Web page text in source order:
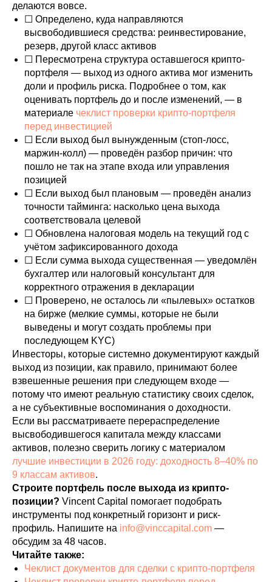
делаются вовсе.
☐ Определено, куда направляются
высвободившиеся средства: реинвестирование,
резерв, другой класс активов
☐ Пересмотрена структура оставшегося крипто-
портфеля — выход из одного актива мог изменить
доли и профиль риска. Подробнее о том, как
оценивать портфель до и после изменений, — в
материале чеклист проверки крипто-портфеля
перед инвестицией
☐ Если выход был вынужденным (стоп-лосс,
маржин-колл) — проведён разбор причин: что
пошло не так на этапе входа или управления
позицией
☐ Если выход был плановым — проведён анализ
точности тайминга: насколько цена выхода
соответствовала целевой
☐ Обновлена налоговая модель на текущий год с
учётом зафиксированного дохода
☐ Если сумма выхода существенная — уведомлён
бухгалтер или налоговый консультант для
корректного отражения в декларации
☐ Проверено, не осталось ли «пылевых» остатков
на бирже (мелкие суммы, которые не были
выведены и могут создать проблемы при
последующем KYC)
Инвесторы, которые системно документируют каждый
выход из позиции, как правило, принимают более
взвешенные решения при следующем входе —
потому что имеют реальную статистику своих сделок,
а не субъективные воспоминания о доходности.
Если вы рассматриваете перераспределение
высвободившегося капитала между классами
активов, полезно сверить логику с материалом
лучшие инвестиции в 2026 году: доходность 8–40% по
9 классам активов.
Строите портфель после выхода из крипто-
позиции? Vincent Capital помогает подобрать
инструменты под конкретный горизонт и риск-
профиль. Напишите на info@vinccapital.com —
обсудим за 48 часов.
Читайте также:
Чеклист документов для сделки с крипто-портфеля